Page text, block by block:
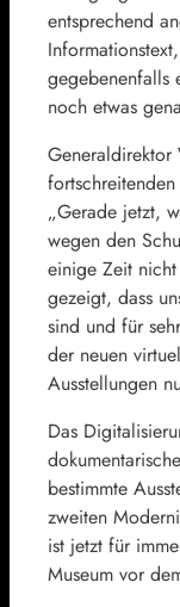
entsprechend
gegebenenfalls
noch etwas
„Gerade jetzt,
wegen den
einige Zeit
gezeigt, dass
sind und für
der neuen
Ausstellungen
Das
bestimmte
zweiten
ist jetzt für
Museum vor